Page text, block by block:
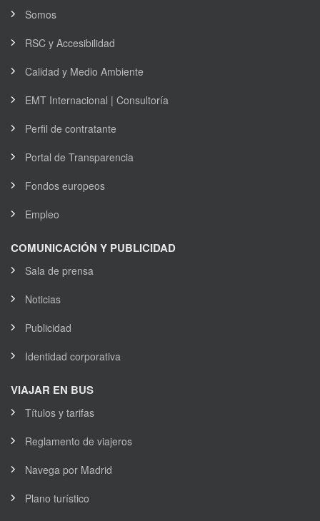
Somos
RSC y Accesibilidad
Calidad y Medio Ambiente
EMT Internacional | Consultoría
Perfil de contratante
Portal de Transparencia
Fondos europeos
Empleo
COMUNICACIÓN Y PUBLICIDAD
Sala de prensa
Noticias
Publicidad
Identidad corporativa
VIAJAR EN BUS
Títulos y tarifas
Reglamento de viajeros
Navega por Madrid
Plano turístico